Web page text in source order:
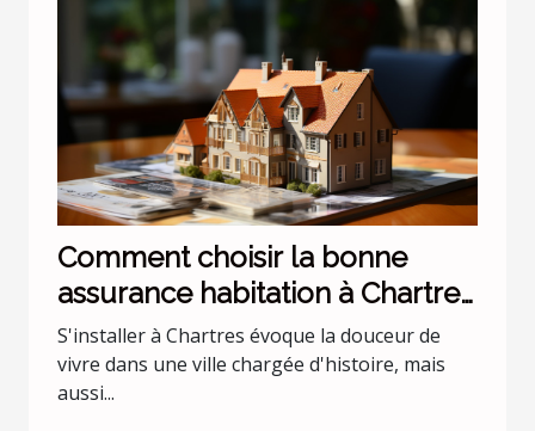
Comment choisir la bonne
assurance habitation à Chartres
?
S'installer à Chartres évoque la douceur de
vivre dans une ville chargée d'histoire, mais
aussi...